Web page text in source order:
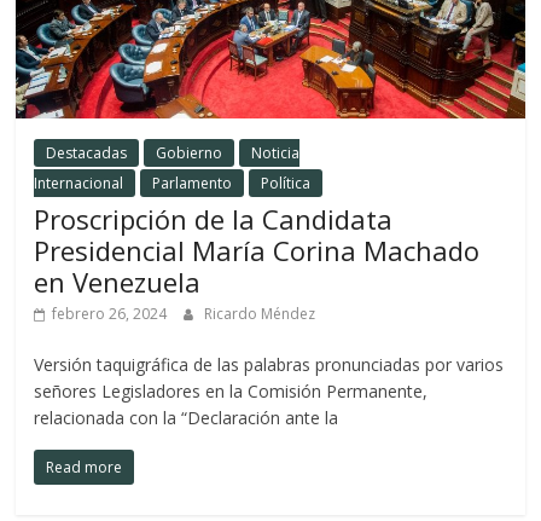
Destacadas Gobierno
Noticia
Internacional
Parlamento Política
Proscripción de la Candidata
Presidencial María Corina Machado
en Venezuela
febrero 26, 2024 Ricardo Méndez
Versión taquigráfica de las palabras pronunciadas por varios
señores Legisladores en la Comisión Permanente,
relacionada con la “Declaración ante la
Read more